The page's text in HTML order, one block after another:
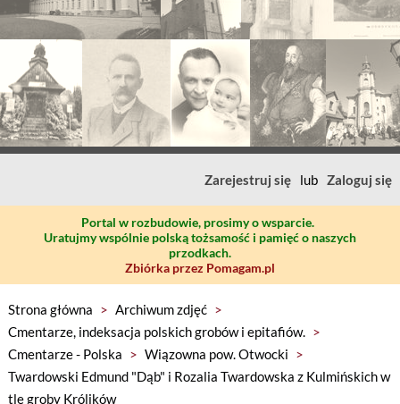
Zarejestruj się lub Zaloguj się
Portal w rozbudowie, prosimy o wsparcie.
Uratujmy wspólnie polską tożsamość i pamięć o naszych
przodkach.
Zbiórka przez Pomagam.pl
Strona główna > Archiwum zdjęć >
Cmentarze, indeksacja polskich grobów i epitafiów. >
Cmentarze - Polska > Wiązowna pow. Otwocki >
Twardowski Edmund "Dąb" i Rozalia Twardowska z Kulmińskich w
tle groby Królików